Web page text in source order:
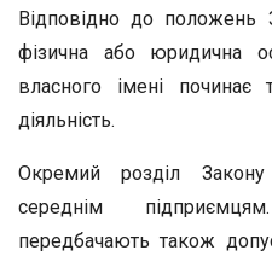
Відповідно до
фізична або юридична
власного імені починає
діяльність.
Окремий розділ
середнім
передбачають також